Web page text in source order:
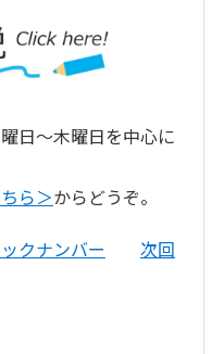
日～木曜日を中心に
ら＞からどうぞ。
クナンバー
次回